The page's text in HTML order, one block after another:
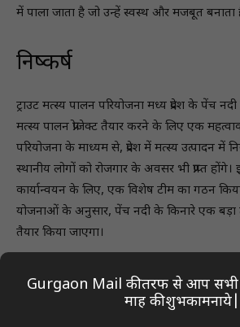
में पाला जाता है जो उन्हें स्वस्थ और मजबूत बनाता
निष्कर्ष
ट्राउट मत्स्य पालन परियोजना मध्य प्रदेश के पेंच
मत्स्य पालन प्रोजेक्ट तैयार करने के लिए एक
परियोजना के माध्यम से, प्रदेश में मत्स्य उत्पादन में
स्थानीय लोगों को रोजगार के अवसर भी प्राप्त
कार्यान्वयन के लिए, एक विशेष टीम का गठन
योजनाओं के अनुसार, पेंच नदी के किनारे एक बड़ा
तैयार किया जाएगा।
यह भी पढ़ें:
Gurgaon Mail की तरफ से आप सभी
माह की शुभकामनाये|